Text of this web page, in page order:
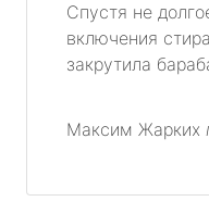
Спустя не
включения
закрутила
Максим Жарких